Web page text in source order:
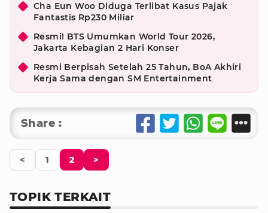
Cha Eun Woo Diduga Terlibat Kasus Pajak
Fantastis Rp230 Miliar
Resmi! BTS Umumkan World Tour 2026,
Jakarta Kebagian 2 Hari Konser
Resmi Berpisah Setelah 25 Tahun, BoA Akhiri
Kerja Sama dengan SM Entertainment
Share :
< 1 2 >
TOPIK TERKAIT